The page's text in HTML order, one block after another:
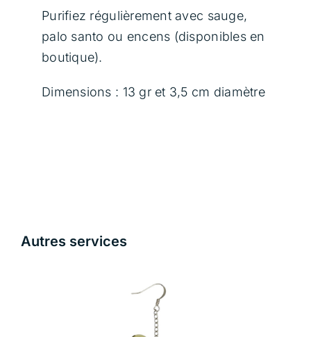
autant
avec
soi-
qu’avec
Purifiez régulièrement avec sauge,
palo santo ou encens (disponibles en
boutique).
Dimensions : 13 gr et 3,5 cm diamètre
Autres services